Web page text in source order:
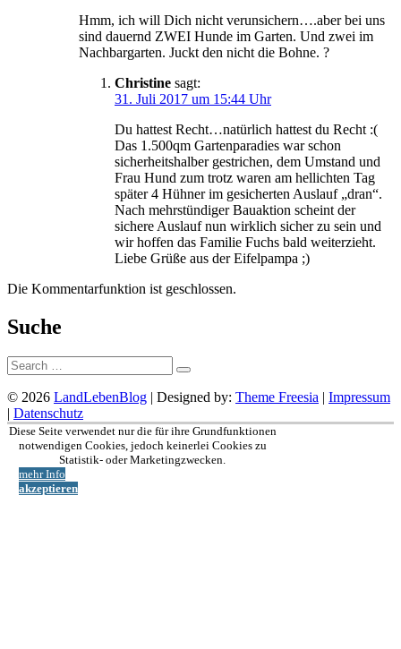
Hmm, ich will Dich nicht verunsichern….aber bei uns
sind dauernd ZWEI Hunde im Garten. Und zwei im
Nachbargarten. Juckt den nicht die Bohne. ?
Christine sagt:
31. Juli 2017 um 15:44 Uhr
Du hattest Recht…natürlich hattest du Recht :(
Das 1.500qm Gartenparadies war schon
sicherheitshalber gestrichen, dem Umstand und
Frau Hund zum trotz waren am hellichten Tag
später 4 Hühner im gesicherten Auslauf „dran“.
Nach mehrstündiger Bauaktion scheint der
sichere Auslauf nun wirklich sicher zu sein und
wir hoffen das Familie Fuchs bald weiterzieht.
Liebe Grüße aus der Eifelpampa ;)
Die Kommentarfunktion ist geschlossen.
Suche
Suche:
© 2026 LandLebenBlog | Designed by: Theme Freesia | Impressum
| Datenschutz
Nach
oben
Diese Seite verwendet nur die für ihre Grundfunktionen
notwendigen Cookies, jedoch keinerlei Cookies zu
Statistik- oder Marketingzwecken.
mehr Info
akzeptieren